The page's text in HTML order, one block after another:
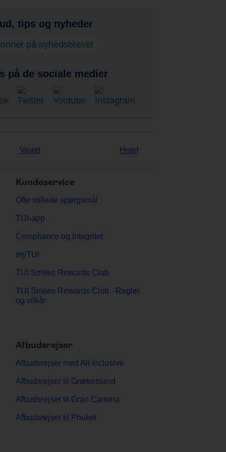
tips og nyheder
på nyhedsbrevet
på de sociale medier
Vejret Hotel
Kundeservice
Ofte stillede spørgsmål
TUI-app
Compliance og Integritet
myTUI
TUI Smiles Rewards Club
TUI Smiles Rewards Club - Regler
og vilkår
Afbudsrejser
Afbudsrejser med All Inclusive
Afbudsrejser til Grækenland
Afbudsrejser til Gran Canaria
Afbudsrejser til Phuket